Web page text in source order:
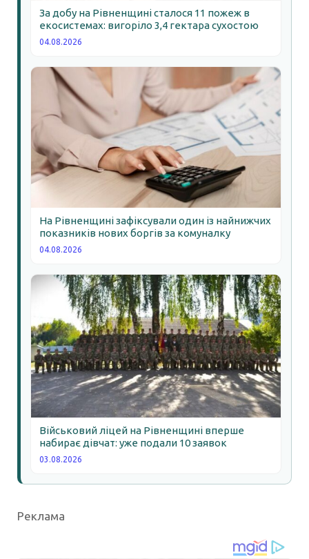
За добу на Рівненщині сталося 11 пожеж в
екосистемах: вигоріло 3,4 гектара сухостою
04.08.2026
На Рівненщині зафіксували один із найнижчих
показників нових боргів за комуналку
04.08.2026
Військовий ліцей на Рівненщині вперше
набирає дівчат: уже подали 10 заявок
03.08.2026
Реклама